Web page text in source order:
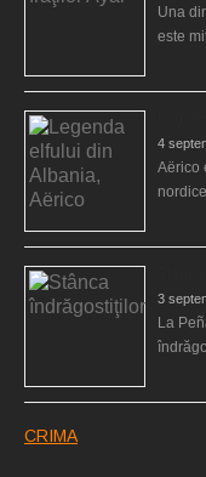
Una
este
4
Aërico
3
La
CRIMA